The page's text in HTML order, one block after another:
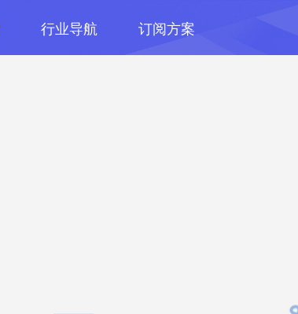
行业导航 订阅方案